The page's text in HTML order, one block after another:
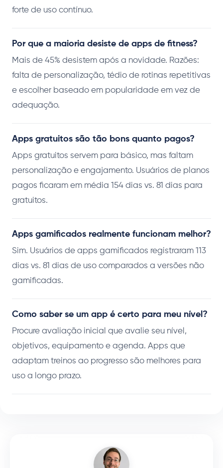
forte de uso contínuo.
Por que a maioria desiste de apps de fitness?
Mais de 45% desistem após a novidade. Razões:
falta de personalização, tédio de rotinas repetitivas
e escolher baseado em popularidade em vez de
adequação.
Apps gratuitos são tão bons quanto pagos?
Apps gratuitos servem para básico, mas faltam
personalização e engajamento. Usuários de planos
pagos ficaram em média 154 dias vs. 81 dias para
gratuitos.
Apps gamificados realmente funcionam melhor?
Sim. Usuários de apps gamificados registraram 113
dias vs. 81 dias de uso comparados a versões não
gamificadas.
Como saber se um app é certo para meu nível?
Procure avaliação inicial que avalie seu nível,
objetivos, equipamento e agenda. Apps que
adaptam treinos ao progresso são melhores para
uso a longo prazo.